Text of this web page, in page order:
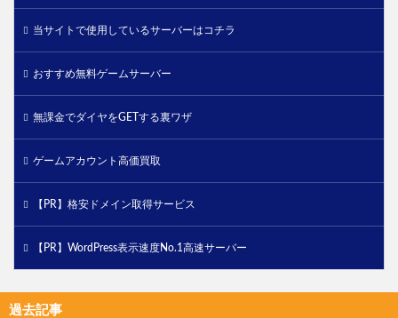
当サイトで使用しているサーバーはコチラ
おすすめ無料ゲームサーバー
無課金でダイヤをGETする裏ワザ
ゲームアカウント高価買取
【PR】格安ドメイン取得サービス
【PR】WordPress表示速度No.1高速サーバー
過去記事